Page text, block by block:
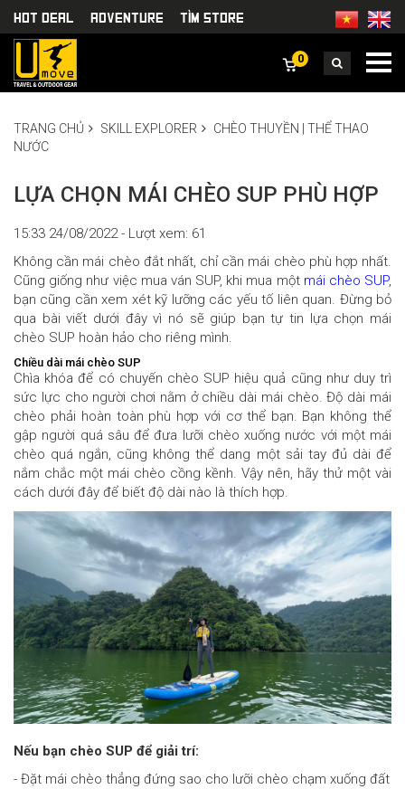
HOT DEAL Adventure TÌm Store
0
TRANG CHỦ SKILL EXPLORER
CHÈO THUYỀN | THỂ THAO
NƯỚC
LỰA CHỌN MÁI CHÈO SUP PHÙ HỢP
15:33 24/08/2022 - Lượt xem: 61
Không cần mái chèo đắt nhất, chỉ cần mái chèo phù hợp nhất.
Cũng giống như việc mua ván SUP, khi mua một mái chèo SUP,
bạn cũng cần xem xét kỹ lưỡng các yếu tố liên quan. Đừng bỏ
qua bài viết dưới đây vì nó sẽ giúp bạn tự tin lựa chọn mái
chèo SUP hoàn hảo cho riêng mình.
Chiều dài mái chèo SUP
Chìa khóa để có chuyến chèo SUP hiệu quả cũng như duy trì
sức lực cho người chơi nằm ở chiều dài mái chèo. Độ dài mái
chèo phải hoàn toàn phù hợp với cơ thể bạn. Bạn không thể
gập người quá sâu để đưa lưỡi chèo xuống nước với một mái
chèo quá ngắn, cũng không thể dang một sải tay đủ dài để
nắm chắc một mái chèo cồng kềnh. Vậy nên, hãy thử một vài
cách dưới đây để biết độ dài nào là thích hợp.
Nếu bạn chèo SUP để giải trí:
- Đặt mái chèo thẳng đứng sao cho lưỡi chèo chạm xuống đất